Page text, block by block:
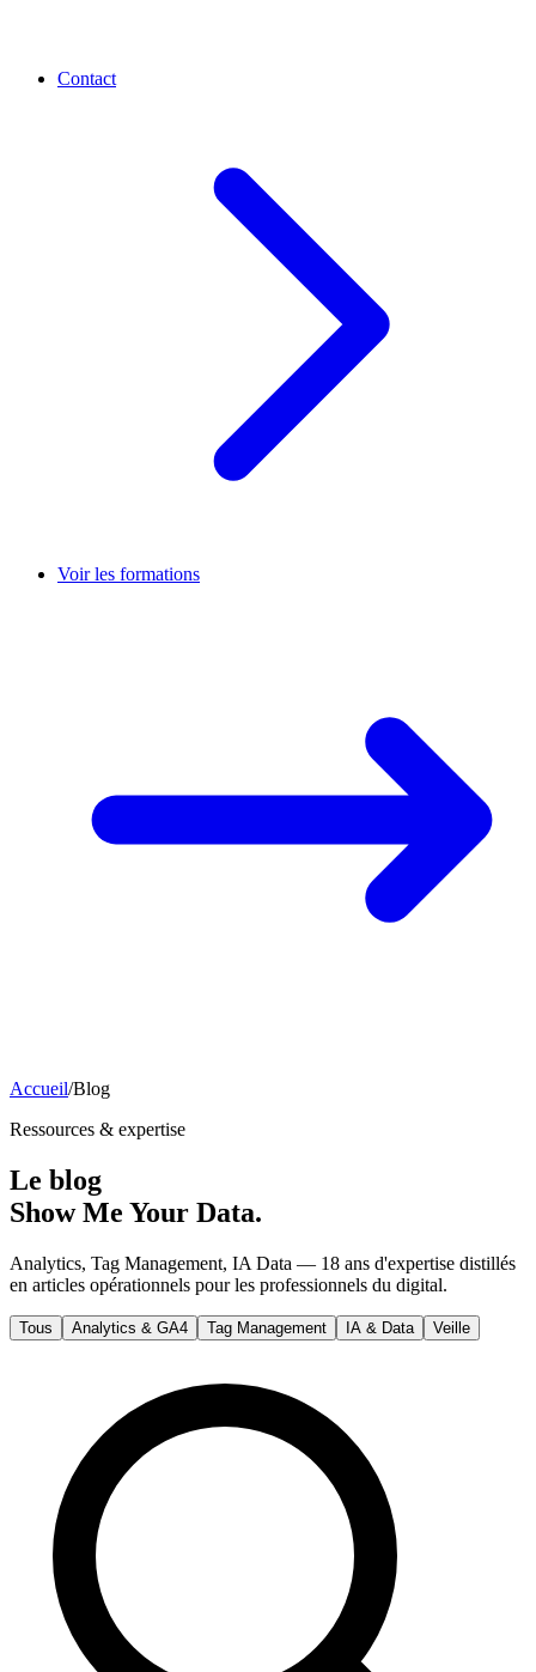
Contact
Voir les formations
Accueil/Blog
Ressources & expertise
Le blog
Show Me Your Data.
Analytics, Tag Management, IA Data — 18 ans d'expertise distillés
en articles opérationnels pour les professionnels du digital.
Tous Analytics & GA4 Tag Management IA & Data Veille